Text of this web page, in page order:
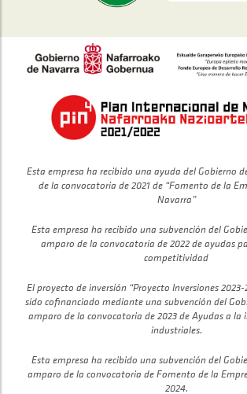
Esta empresa ha recibido una ayuda del Gobierno
de la convocatoria de 2021 de “Fomento de la
Navarra”
Esta empresa ha recibido una subvención del
amparo de la convocatoria de 2022 de ayudas
competitividad
El proyecto de inversión “Proyecto Inversiones 2023-
sido cofinanciado mediante una subvención del
amparo de la convocatoria de 2023 de Ayudas a la
industriales.
Esta empresa ha recibido una subvención del
amparo de la convocatoria de Fomento de la
2024.